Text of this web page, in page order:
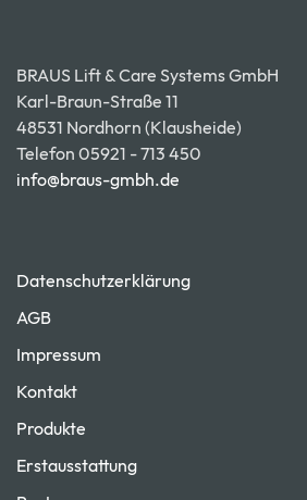
BRAUS Lift & Care Systems GmbH
Karl-Braun-Straße 11
48531 Nordhorn (Klausheide)
Telefon 05921 - 713 450
info@braus-gmbh.de
Datenschutzerklärung
AGB
Impressum
Kontakt
Produkte
Erstausstattung